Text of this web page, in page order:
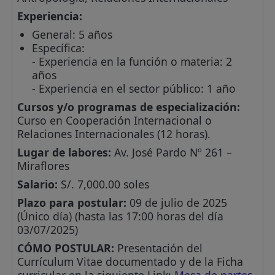
Experiencia:
General: 5 años
Específica:
- Experiencia en la función o materia: 2
años
- Experiencia en el sector público: 1 año
Cursos y/o programas de especialización:
Curso en Cooperación Internacional o
Relaciones Internacionales (12 horas).
Lugar de labores: Av. José Pardo Nº 261 –
Miraflores
Salario: S/. 7,000.00 soles
Plazo para postular: 09 de julio de 2025
(Único día) (hasta las 17:00 horas del día
03/07/2025)
CÓMO POSTULAR: Presentación del
Currículum Vitae documentado y de la Ficha